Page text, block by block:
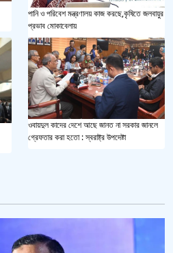
পানি ও পরিবেশ মন্ত্রণালয় কাজ করছে,কৃষিতে জলবায়ুর
প্রভাব মোকাবেলায়
ওবায়দুল কাদের দেশে আছে জানত না সরকার জানলে
গ্রেফতার করা হতো : স্বরাষ্ট্র উপদেষ্টা